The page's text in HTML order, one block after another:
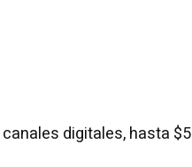
digitales, hasta $5